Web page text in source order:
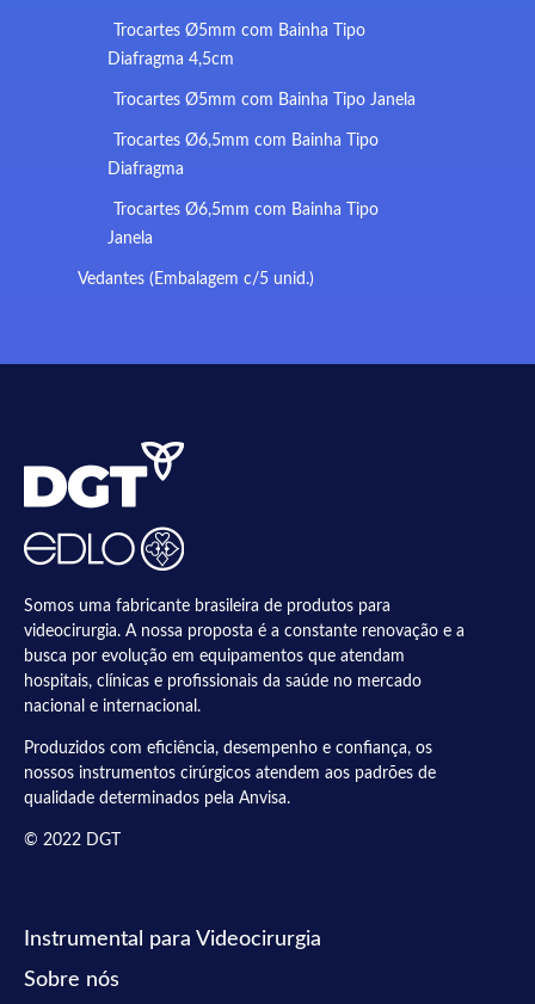
Trocartes Ø5mm com Bainha Tipo
Diafragma 4,5cm
Trocartes Ø5mm com Bainha Tipo Janela
Trocartes Ø6,5mm com Bainha Tipo
Diafragma
Trocartes Ø6,5mm com Bainha Tipo
Janela
Vedantes (Embalagem c/5 unid.)
Somos uma fabricante brasileira de produtos para
videocirurgia. A nossa proposta é a constante renovação e a
busca por evolução em equipamentos que atendam
hospitais, clínicas e profissionais da saúde no mercado
nacional e internacional.
Produzidos com eficiência, desempenho e confiança, os
nossos instrumentos cirúrgicos atendem aos padrões de
qualidade determinados pela Anvisa.
© 2022 DGT
Instrumental para Videocirurgia
Sobre nós